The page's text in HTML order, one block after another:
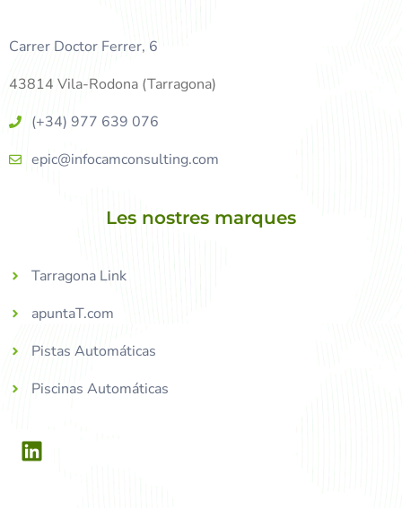
Carrer Doctor Ferrer, 6
43814 Vila-Rodona (Tarragona)
(+34) 977 639 076
epic@infocamconsulting.com
Les nostres marques
Tarragona Link
apuntaT.com
Pistas Automáticas
Piscinas Automáticas